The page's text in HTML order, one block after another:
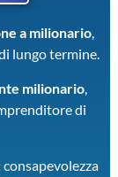
a milionario,
lungo termine.
milionario,
di
consapevolezza